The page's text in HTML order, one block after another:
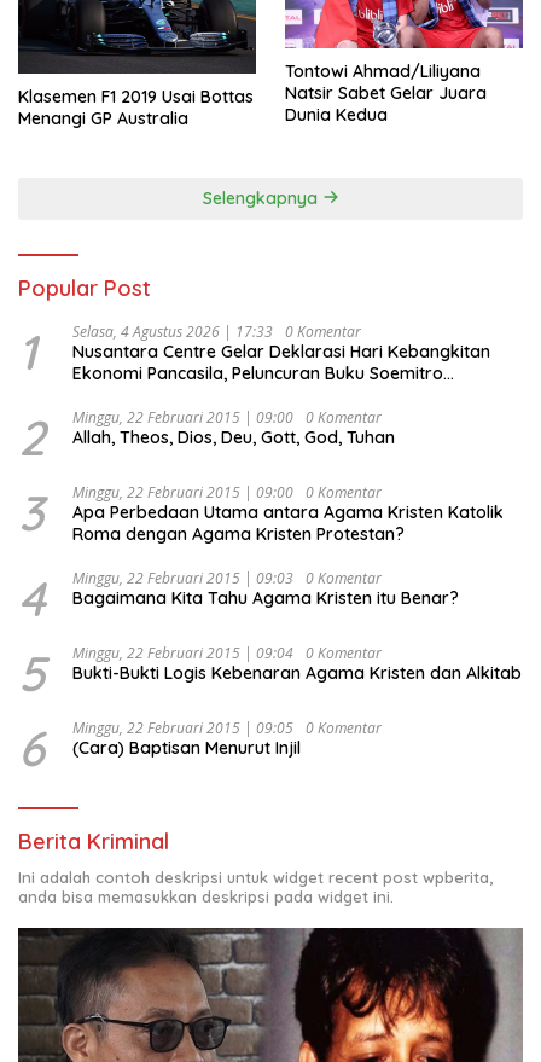
Klasemen F1 2019 Usai Bottas
Menangi GP Australia
Tontowi Ahmad/Liliyana
Natsir Sabet Gelar Juara
Dunia Kedua
Selengkapnya
Popular Post
1 Selasa, 4 Agustus 2026 | 17:33 0 Komentar
Nusantara Centre Gelar Deklarasi Hari Kebangkitan
Ekonomi Pancasila, Peluncuran Buku Soemitro
Ekonomi Politik Indonesia) & Simposium Nasional
“Urgensi Undang-Undang Perekonomian Nasional dan
Indonesia Emas 2045”,
2 Minggu, 22 Februari 2015 | 09:00 0 Komentar
Allah, Theos, Dios, Deu, Gott, God, Tuhan
3 Minggu, 22 Februari 2015 | 09:00 0 Komentar
Apa Perbedaan Utama antara Agama Kristen Katolik
Roma dengan Agama Kristen Protestan?
4 Minggu, 22 Februari 2015 | 09:03 0 Komentar
Bagaimana Kita Tahu Agama Kristen itu Benar?
5 Minggu, 22 Februari 2015 | 09:04 0 Komentar
Bukti-Bukti Logis Kebenaran Agama Kristen dan Alkitab
6 Minggu, 22 Februari 2015 | 09:05 0 Komentar
(Cara) Baptisan Menurut Injil
Berita Kriminal
Ini adalah contoh deskripsi untuk widget recent post wpberita,
anda bisa memasukkan deskripsi pada widget ini.